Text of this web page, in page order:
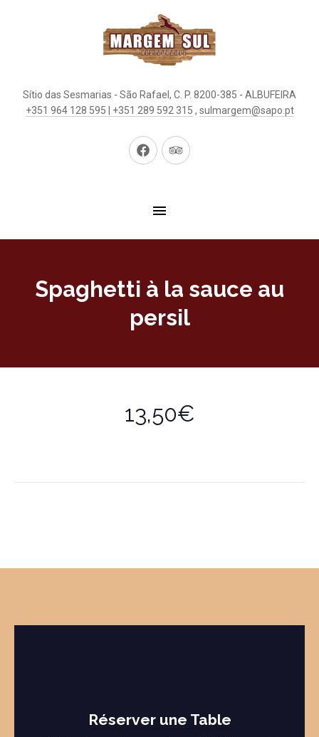
Sítio das Sesmarias - São Rafael, C. P. 8200-385 - ALBUFEIRA
+351 964 128 595 | +351 289 592 315 , sulmargem@sapo.pt
New
New
Spaghetti à la sauce au
persil
13,50€
Réserver une Table